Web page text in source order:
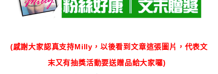
(感謝大家認真支持Milly，以後看到文章這張圖片，代表文
末又有抽獎活動要送贈品給大家囉)